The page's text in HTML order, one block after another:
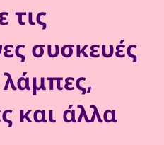
τις
συσκευές
και άλλα